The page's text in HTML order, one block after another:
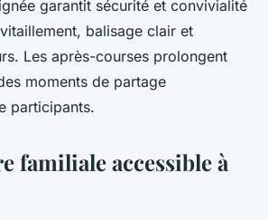
garantit sécurité et convivialité
balisage clair et
Les après-courses prolongent
moments de partage
participants.
familiale accessible à